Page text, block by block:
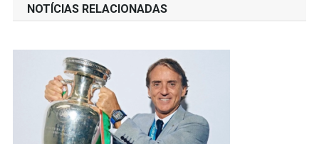
Post
NOTÍCIAS RELACIONADAS